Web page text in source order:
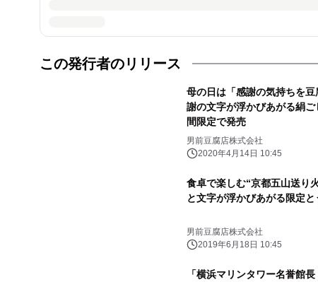
この発行者のリリース
母の日は「感謝の気持ちを
謝の文字が浮かびあがる絹
間限定で発売
男前豆腐店株式会社
2020年4月14日 10:45
食卓で楽しむ“京都五山送り
と文字が浮かびあがる限定
男前豆腐店株式会社
2019年6月18日 10:45
「横浜マリンタワー名誉館